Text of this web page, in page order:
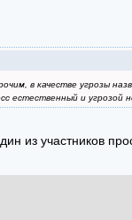
в качестве угрозы
и угрозой
из участников